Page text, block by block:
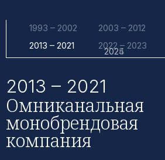
2013 – 2021
Омниканальная
монобрендовая
компания
2022 – 2023
2025
2024
2013 – 2021
2003 – 2012
1993 – 2002